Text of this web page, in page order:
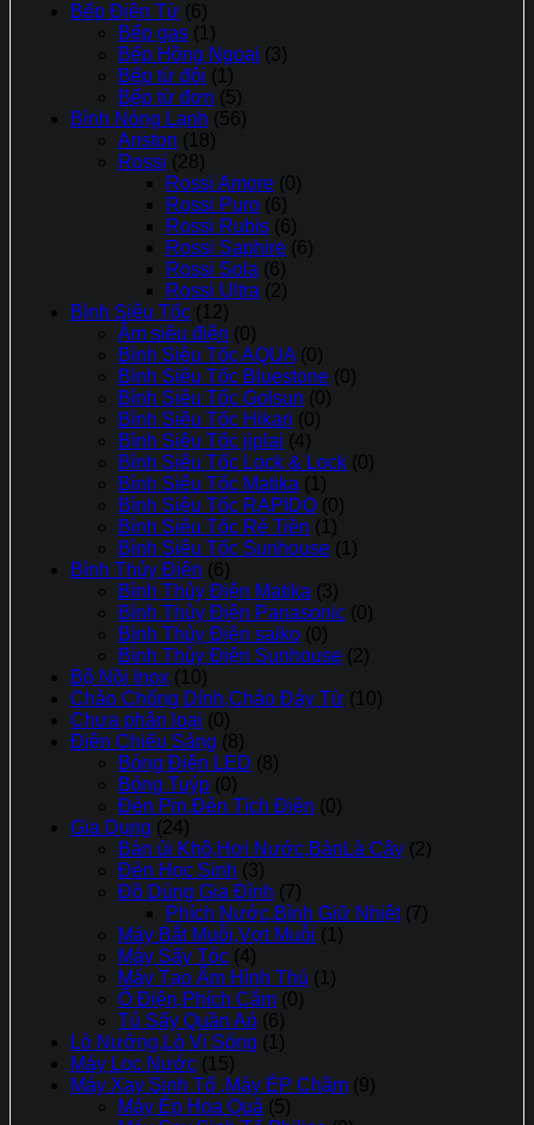
Bếp Điện Từ (6)
Bếp gas (1)
Bếp Hồng Ngoại (3)
Bếp từ đôi (1)
Bếp từ đơn (5)
Bình Nóng Lạnh (56)
Ariston (18)
Rossi (28)
Rossi Amore (0)
Rossi Puro (6)
Rossi Rubis (6)
Rossi Saphire (6)
Rossi Sola (6)
Rossi Ultra (2)
Bình Siêu Tốc (12)
Ấm siêu điện (0)
Bình Siêu Tốc AQUA (0)
Bình Siêu Tốc Bluestone (0)
Bình Siêu Tốc Golsun (0)
Bình Siêu Tốc Hikari (0)
Bình Siêu Tốc jiplai (4)
Bình Siêu Tốc Lock & Lock (0)
Bình Siêu Tốc Matika (1)
Bình Siêu Tốc RAPIDO (0)
Bình Siêu Tốc Rẻ Tiền (1)
Bình Siêu Tốc Sunhouse (1)
Bình Thủy Điện (6)
Bình Thủy Điện Matika (3)
Bình Thủy Điện Panasonic (0)
Bình Thủy Điện saiko (0)
Bình Thủy Điện Sunhouse (2)
Bộ Nồi Inox (10)
Chảo Chống Dính,Chảo Đáy Từ (10)
Chưa phân loại (0)
Điện Chiếu Sáng (8)
Bóng Điện LED (8)
Bóng Tuýp (0)
Đèn Pin,Đèn Tích Điện (0)
Gia Dụng (24)
Bàn ủi Khô,Hơi Nước,BànLà Cây (2)
Đèn Học Sinh (3)
Đồ Dùng Gia Đình (7)
Phích Nước,Bình Giữ Nhiệt (7)
Máy Bắt Muỗi,Vợt Muỗi (1)
Máy Sấy Tóc (4)
Máy Tạo Ẩm Hình Thú (1)
Ổ Điện,Phích Cắm (0)
Tủ Sấy Quần Aó (6)
Lò Nướng,Lò Vi Sóng (1)
Máy Lọc Nước (15)
Máy Xay Sinh Tố ,Máy ÉP Chậm (9)
Máy Ép Hoa Quả (5)